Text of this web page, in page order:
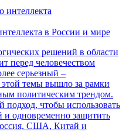
в России и мире
решений в области
перед человечеством
серьезный –
темы вышло за рамки
политическим трендом.
подход, чтобы использовать
одновременно защитить
США, Китай и